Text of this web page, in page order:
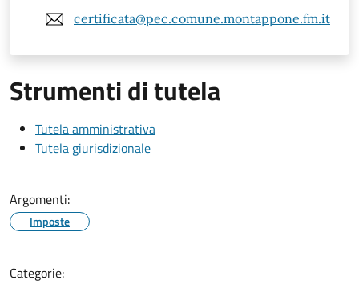
certificata@pec.comune.montappone.fm.it
Strumenti di tutela
Tutela amministrativa
Tutela giurisdizionale
Argomenti:
Imposte
Categorie: